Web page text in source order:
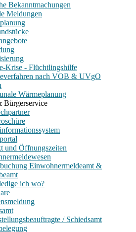
Bekanntmachungen
Meldungen
Krise - Flüchtlingshilfe
nach VOB & UVgO
Wärmeplanung
Bürgerservice
und Öffnungszeiten
Einwohnermeldeamt &
ich wo?
/ Schiedsamt